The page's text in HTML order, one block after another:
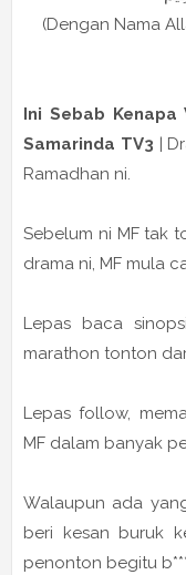
(Dengan Nama
Ini Sebab
Samarinda TV3 |
Ramadhan ni.
Sebelum ni MF tak
drama ni, MF mula
Lepas baca
marathon tonton
Lepas follow,
MF dalam banyak
Walaupun ada
beri kesan buruk
penonton begitu